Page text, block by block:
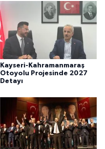
Kayseri-Kahramanmaraş
Otoyolu Projesinde 2027
Detayı